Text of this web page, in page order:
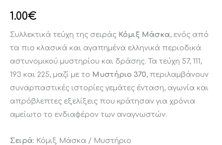
1.00€
Συλλεκτικά τεύχη της σειράς Κόμιξ Μάσκα, ενός από
τα πιο κλασικά και αγαπημένα ελληνικά περιοδικά
αστυνομικού μυστηρίου και δράσης. Τα τεύχη 57, 111,
193 και 225, μαζί με το Μυστήριο 370, περιλαμβάνουν
συναρπαστικές ιστορίες γεμάτες ένταση, αγωνία και
απρόβλεπτες εξελίξεις που κράτησαν για χρόνια
αμείωτο το ενδιαφέρον των αναγνωστών.
Σειρά: Κόμιξ Μάσκα / Μυστήριο